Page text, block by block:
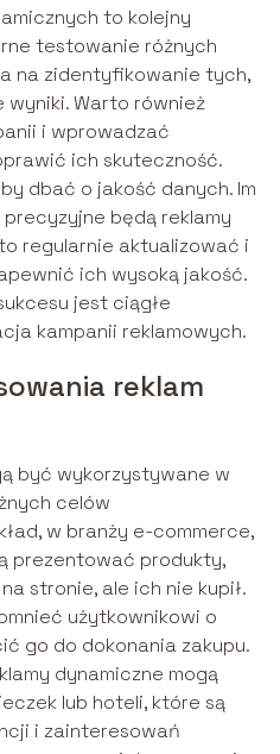
to kolejny
testowanie różnych
na zidentyfikowanie tych,
wyniki. Warto również
i wprowadzać
ich skuteczność.
dbać o jakość danych. Im
będą reklamy
regularnie aktualizować i
ich wysoką jakość.
jest ciągłe
kampanii reklamowych.
reklam
być wykorzystywane w
celów
w branży e-commerce,
prezentować produkty,
stronie, ale ich nie kupił.
użytkownikowi o
go do dokonania zakupu.
dynamiczne mogą
lub hoteli, które są
i zainteresowań